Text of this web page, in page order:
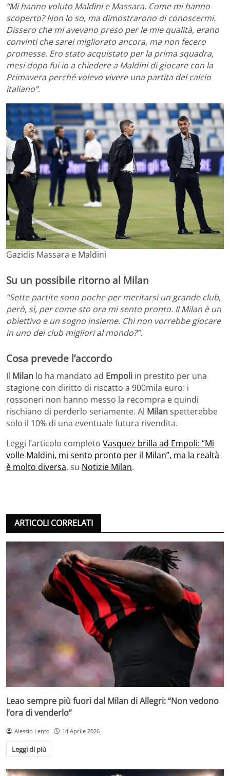
“Mi hanno voluto Maldini e Massara. Come mi hanno
scoperto? Non lo so, ma dimostrarono di conoscermi.
Dissero che mi avevano preso per le mie qualità, erano
convinti che sarei migliorato ancora, ma non fecero
promesse. Ero stato acquistato per la prima squadra,
mesi dopo fui io a chiedere a Maldini di giocare con la
Primavera perché volevo vivere una partita del calcio
italiano”.
Gazidis Massara e Maldini
Su un possibile ritorno al Milan
“Sette partite sono poche per meritarsi un grande club,
però, sì, per come sto ora mi sento pronto. Il Milan è un
obiettivo e un sogno insieme. Chi non vorrebbe giocare
in uno dei club migliori al mondo?”.
Cosa prevede l’accordo
Il Milan lo ha mandato ad Empoli in prestito per una
stagione con diritto di riscatto a 900mila euro: i
rossoneri non hanno messo la recompra e quindi
rischiano di perderlo seriamente. Al Milanspetterebbe
solo il 10% di una eventuale futura rivendita.
Leggi l’articolo completo Vasquez brilla ad Empoli: “Mi
volle Maldini, mi sento pronto per il Milan”, ma la realtà
è molto diversa, su Notizie Milan.
ARTICOLI CORRELATI
Leao sempre più fuori dal Milan di Allegri: “Non vedono
l’ora di venderlo”
Alessio Lento 14 Aprile 2026
Leggi di più